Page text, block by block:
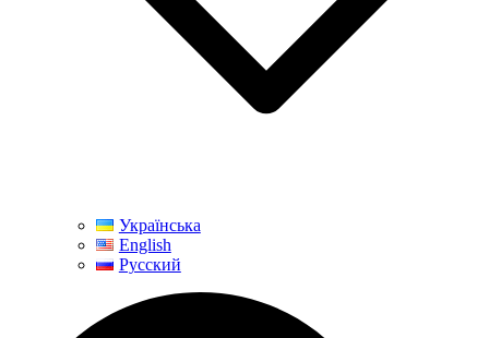
Українська
English
Русский